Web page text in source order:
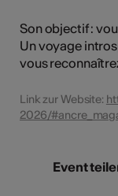
Son objectif :
Un voyage
vous
Link zur Website:
2026/
Event